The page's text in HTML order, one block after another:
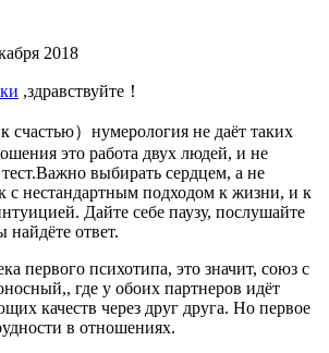
2018
,здравствуйте！
）нумерология не даёт таких
это работа двух людей, и не
выбирать сердцем, а не
с нестандартным подходом к жизни, и к
Дайте себе паузу, послушайте
найдёте ответ.
первого психотипа, это значит, союз с
где у обоих партнеров идёт
качеств через друг друга. Но первое
в отношениях.